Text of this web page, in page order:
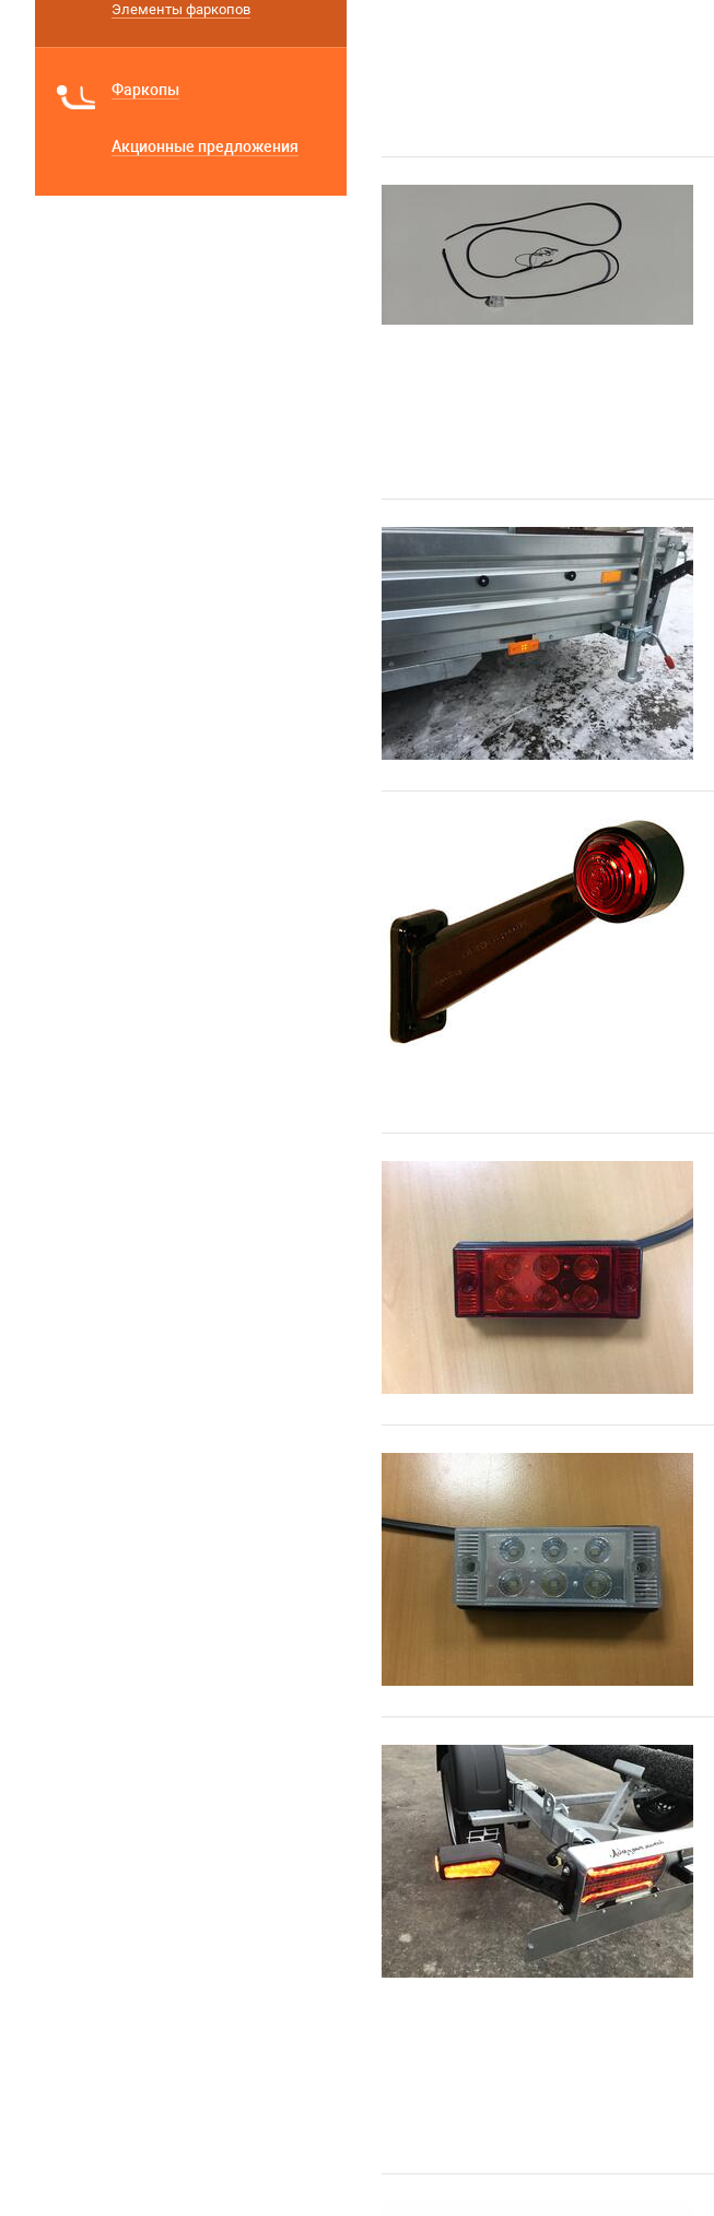
Элементы фаркопов
Фаркопы
Акционные предложения